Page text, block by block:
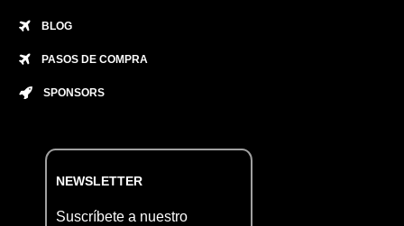
BLOG
PASOS DE COMPRA
SPONSORS
NEWSLETTER
Suscríbete a nuestro